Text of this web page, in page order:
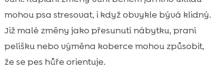
mohou psa stresovat, i když obvykle bývá klidný.
Již malé změny jako přesunutí nábytku, praní
pelíšku nebo výměna koberce mohou způsobit,
že se pes hůře orientuje.